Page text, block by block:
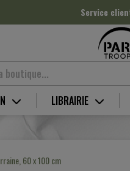
Service
LIBRAIRIE
60 x 100 cm